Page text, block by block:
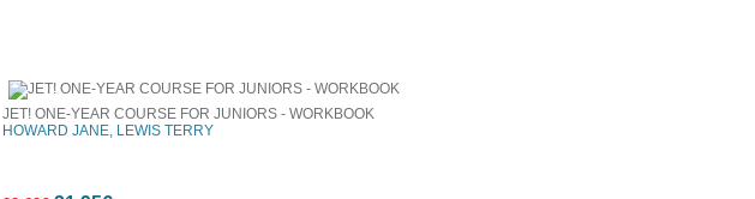
JET! ONE-YEAR COURSE FOR JUNIORS - WORKBOOK
HOWARD JANE, LEWIS TERRY